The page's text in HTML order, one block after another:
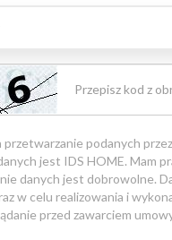
przetwarzanie podanych
jest IDS HOME. Mam
danych jest dobrowolne.
w celu realizowania i
przed zawarciem